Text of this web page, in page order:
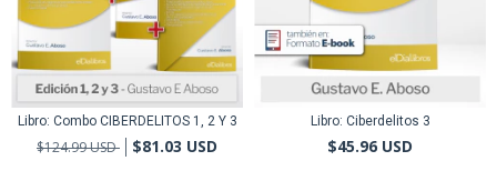
Libro: Combo CIBERDELITOS 1, 2 Y 3
$124.99 USD $81.03 USD
Libro: Ciberdelitos 3
$45.96 USD